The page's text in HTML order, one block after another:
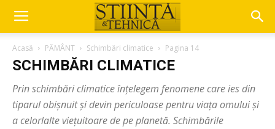
Acasă PĂMÂNT Schimbări climatice Pagina 14
SCHIMBĂRI CLIMATICE
Prin schimbări climatice înțelegem fenomene care ies din
tiparul obișnuit și devin periculoase pentru viața omului și
a celorlalte viețuitoare de pe planetă. Schimbările